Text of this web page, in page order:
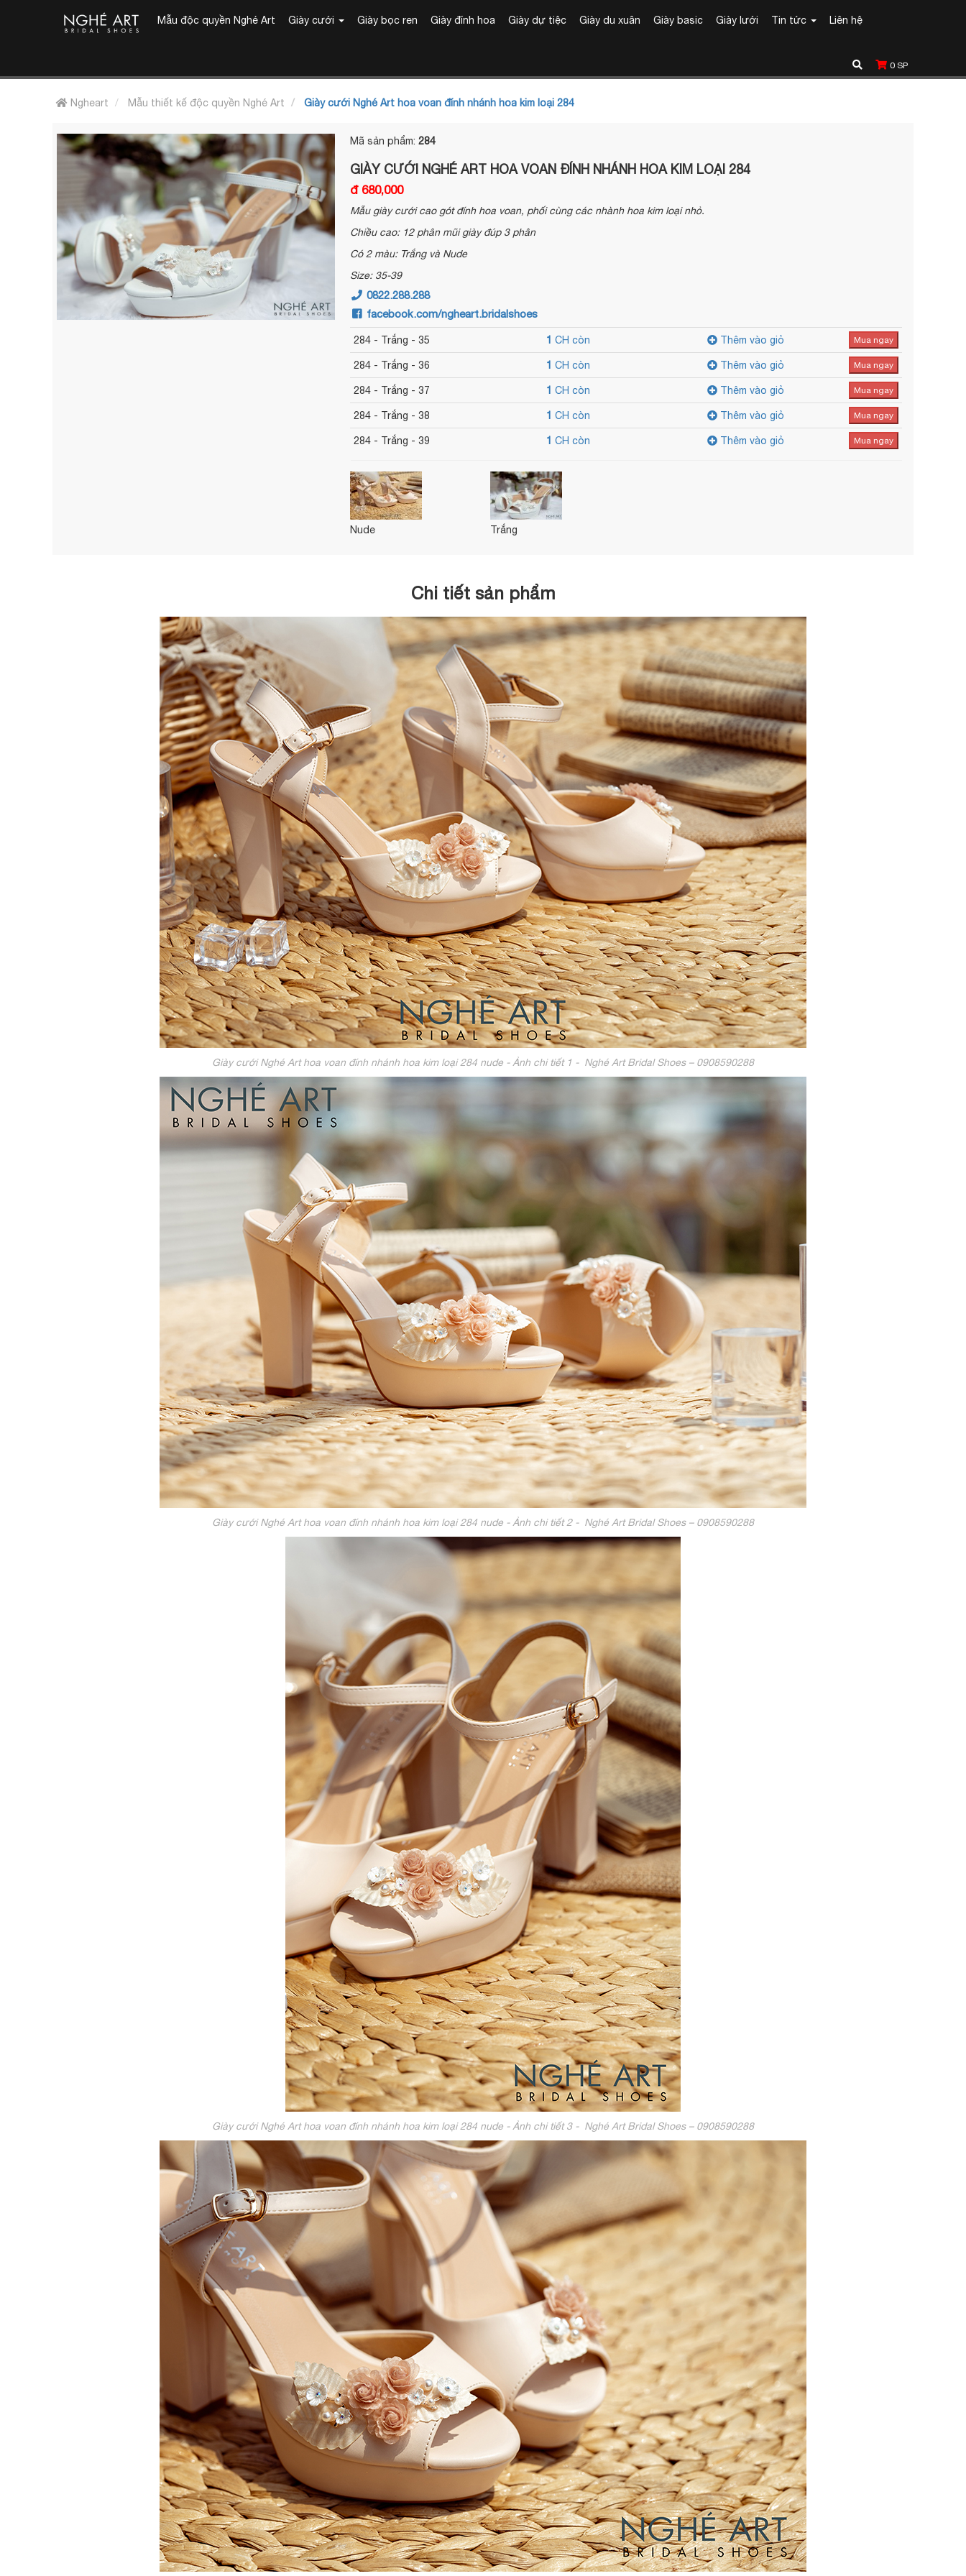
Mẫu độc quyền Nghé Art Giày cưới Giày bọc ren Giày đính hoa Giày dự tiệc Giày du xuân Giày basic Giày lưới Tin tức Liên hệ
0 SP
Ngheart Mẫu thiết kế độc quyền Nghé Art Giày cưới Nghé Art hoa voan đính nhánh hoa kim loại 284
Mã sản phẩm:284
GIÀY CƯỚI NGHÉ ART HOA VOAN ĐÍNH NHÁNH HOA KIM LOẠI 284
đ 680,000
Mẫu giày cưới cao gót đính hoa voan, phối cùng các nhành hoa kim loại nhỏ.
Chiều cao: 12 phân mũi giày đúp 3 phân
Có 2 màu: Trắng và Nude
Size: 35-39
0822.288.288
facebook.com/ngheart.bridalshoes
284 - Trắng - 35 1 CH còn Thêm vào giỏ Mua ngay
284 - Trắng - 36 1 CH còn Thêm vào giỏ Mua ngay
284 - Trắng - 37 1 CH còn Thêm vào giỏ Mua ngay
284 - Trắng - 38 1 CH còn Thêm vào giỏ Mua ngay
284 - Trắng - 39 1 CH còn Thêm vào giỏ Mua ngay
Nude Trắng
Chi tiết sản phẩm
Giày cưới Nghé Art hoa voan đính nhánh hoa kim loại 284 nude - Ảnh chi tiết 1 - Nghé Art Bridal Shoes – 0908590288
Giày cưới Nghé Art hoa voan đính nhánh hoa kim loại 284 nude - Ảnh chi tiết 2 - Nghé Art Bridal Shoes – 0908590288
Giày cưới Nghé Art hoa voan đính nhánh hoa kim loại 284 nude - Ảnh chi tiết 3 - Nghé Art Bridal Shoes – 0908590288